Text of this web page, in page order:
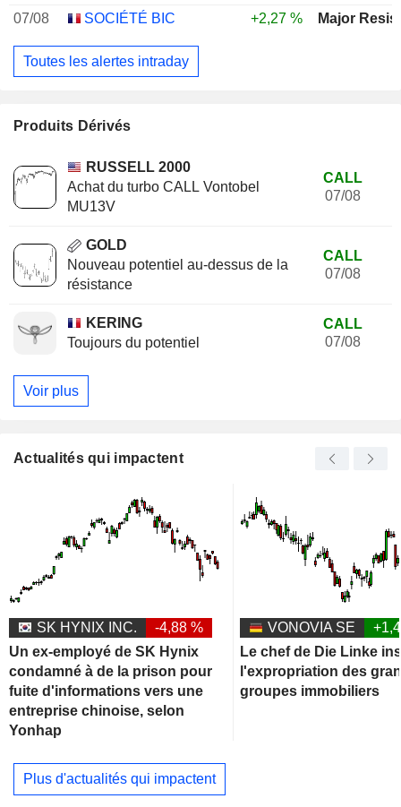
07/08
SOCIÉTÉ BIC +2,27 % Major
Toutes les alertes intraday
Produits Dérivés
RUSSELL 2000
Achat du turbo CALL Vontobel
MU13V
CALL
07/08
GOLD
Nouveau potentiel au-dessus de la
résistance
CALL
07/08
KERING
Toujours du potentiel
CALL
07/08
Voir plus
Actualités qui impactent
SK HYNIX INC.
-4,88 %
Un ex-employé de SK Hynix
condamné à de la prison pour
fuite d'informations vers une
entreprise chinoise, selon
Yonhap
VONOVIA SE
Le chef de Die Linke
l'expropriation des
groupes immobiliers
Plus d'actualités qui impactent